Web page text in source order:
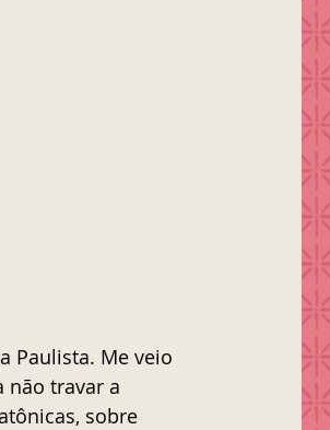
Paulista. Me veio
não travar a
sobre